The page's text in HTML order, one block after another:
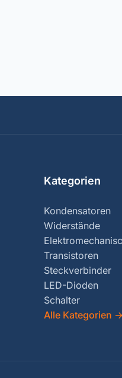
Kategorien
Kondensatoren
Widerstände
Transistoren
Steckverbinder
LED-Dioden
Schalter
Alle Kategorien →